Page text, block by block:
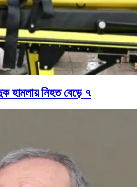
হামলায় নিহত বেড়ে ৭